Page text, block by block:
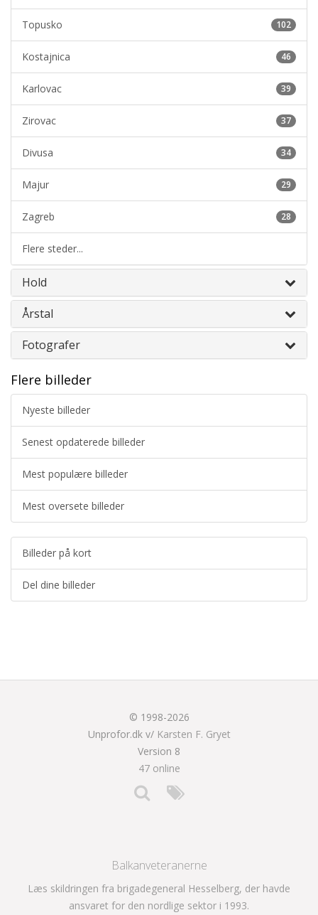
102
Topusko
46
Kostajnica
39
Karlovac
37
Zirovac
34
Divusa
29
Majur
28
Zagreb
Flere steder...
Hold
Årstal
Fotografer
Flere billeder
Nyeste billeder
Senest opdaterede billeder
Mest populære billeder
Mest oversete billeder
Billeder på kort
Del dine billeder
© 1998-2026
Unprofor.dk v/ Karsten F. Gryet
Version 8
47 online
Balkanveteranerne
Læs skildringen fra brigadegeneral Hesselberg, der havde
ansvaret for den nordlige sektor i 1993.